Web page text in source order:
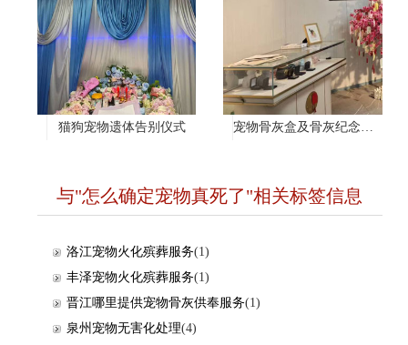
猫狗宠物遗体告别仪式
与"怎么确定宠物真死了"相关标签信息
洛江宠物火化殡葬服务(1)
丰泽宠物火化殡葬服务(1)
晋江哪里提供宠物骨灰供奉服务(1)
泉州宠物无害化处理(4)